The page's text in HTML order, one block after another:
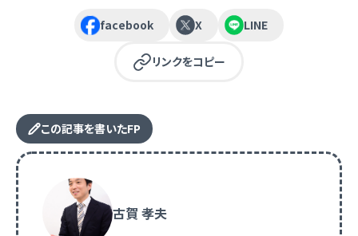
facebook X LINE
リンクをコピー
この記事を書いたFP
古賀 孝夫